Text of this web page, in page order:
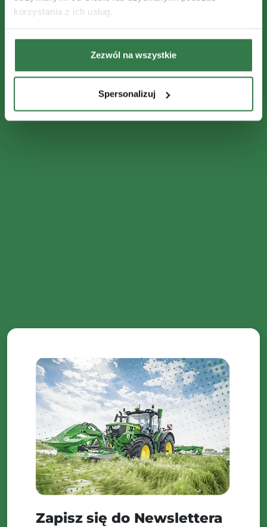
korzystania z ich usług.
Zezwól na wszystkie
Spersonalizuj
Zapisz się do Newslettera